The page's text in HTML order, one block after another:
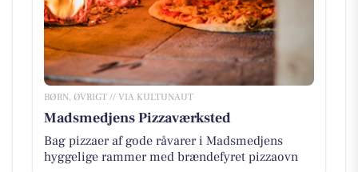
BØRN, ØVRIGT // VIA KULTUNAUT
Madsmedjens Pizzaværksted
Bag pizzaer af gode råvarer i Madsmedjens
hyggelige rammer med brændefyret pizzaovn